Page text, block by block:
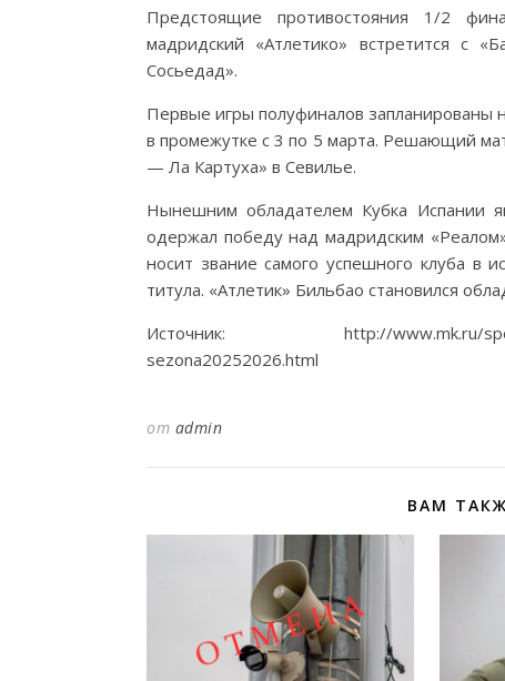
Предстоящие противостояния 1/2
мадридский «Атлетико» встретится с
Сосьедад».
Первые игры полуфиналов запланированы
в промежутке с 3 по 5 марта. Решающий
— Ла Картуха» в Севилье.
Нынешним обладателем Кубка Испании
одержал победу над мадридским
носит звание самого успешного клуба в
титула. «Атлетик» Бильбао становился
Источник: http://www.mk.ru/sport/
sezona20252026.html
от admin
ВАМ